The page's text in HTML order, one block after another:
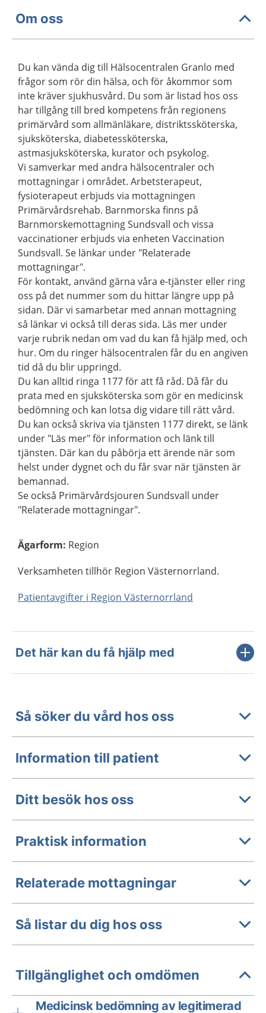
Om oss
Du kan vända dig till Hälsocentralen Granlo med
frågor som rör din hälsa, och för åkommor som
inte kräver sjukhusvård. Du som är listad hos oss
har tillgång till bred kompetens från regionens
primärvård som allmänläkare, distriktssköterska,
sjuksköterska, diabetessköterska,
astmasjuksköterska, kurator och psykolog.
Vi samverkar med andra hälsocentraler och
mottagningar i området. Arbetsterapeut,
fysioterapeut erbjuds via mottagningen
Primärvårdsrehab. Barnmorska finns på
Barnmorskemottagning Sundsvall och vissa
vaccinationer erbjuds via enheten Vaccination
Sundsvall. Se länkar under "Relaterade
mottagningar".
För kontakt, använd gärna våra e-tjänster eller ring
oss på det nummer som du hittar längre upp på
sidan. Där vi samarbetar med annan mottagning
så länkar vi också till deras sida. Läs mer under
varje rubrik nedan om vad du kan få hjälp med, och
hur. Om du ringer hälsocentralen får du en angiven
tid då du blir uppringd.
Du kan alltid ringa 1177 för att få råd. Då får du
prata med en sjuksköterska som gör en medicinsk
bedömning och kan lotsa dig vidare till rätt vård.
Du kan också skriva via tjänsten 1177 direkt, se länk
under "Läs mer" för information och länk till
tjänsten. Där kan du påbörja ett ärende när som
helst under dygnet och du får svar när tjänsten är
bemannad.
Se också Primärvårdsjouren Sundsvall under
"Relaterade mottagningar".
Ägarform: Region
Verksamheten tillhör Region Västernorrland.
Patientavgifter i Region Västernorrland
Det här kan du få hjälp med
Så söker du vård hos oss
Information till patient
Ditt besök hos oss
Praktisk information
Relaterade mottagningar
Så listar du dig hos oss
Tillgänglighet och omdömen
Medicinsk bedömning av legitimerad